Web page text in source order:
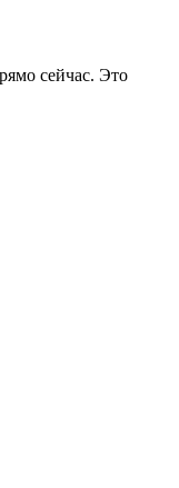
сейчас. Это